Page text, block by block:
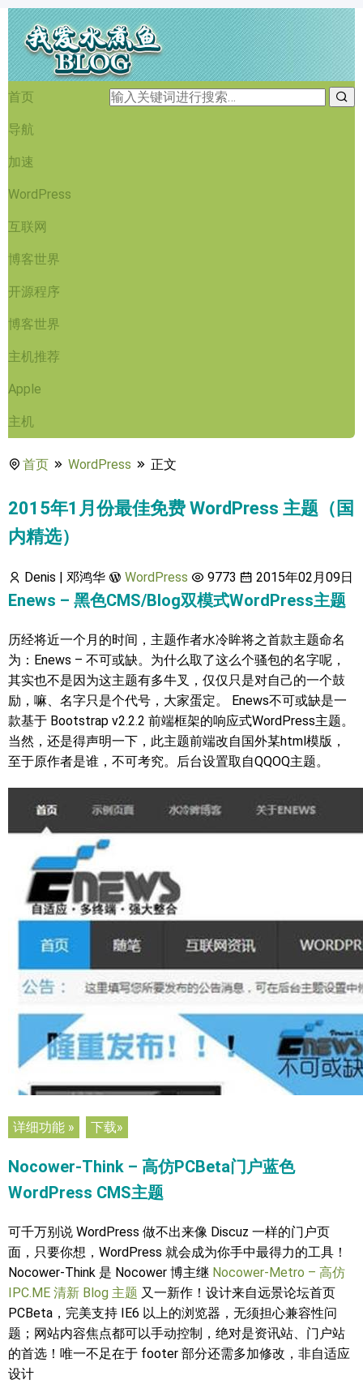
首页
导航
加速
WordPress
互联网
博客世界
开源程序
博客世界
主机推荐
Apple
主机
首页 WordPress 正文
2015年1月份最佳免费 WordPress 主题（国
内精选）
Denis | 邓鸿华 WordPress 9773 2015年02月09日
Enews – 黑色CMS/Blog双模式WordPress主题
历经将近一个月的时间，主题作者水冷眸将之首款主题命名
为：Enews – 不可或缺。为什么取了这么个骚包的名字呢，
其实也不是因为这主题有多牛叉，仅仅只是对自己的一个鼓
励，嘛、名字只是个代号，大家蛋定。 Enews不可或缺是一
款基于 Bootstrap v2.2.2 前端框架的响应式WordPress主题。
当然，还是得声明一下，此主题前端改自国外某html模版，
至于原作者是谁，不可考究。后台设置取自QQOQ主题。
详细功能 » 下载»
Nocower-Think – 高仿PCBeta门户蓝色
WordPress CMS主题
可千万别说 WordPress 做不出来像 Discuz 一样的门户页
面，只要你想，WordPress 就会成为你手中最得力的工具！
Nocower-Think 是 Nocower 博主继 Nocower-Metro – 高仿
IPC.ME 清新 Blog 主题 又一新作！设计来自远景论坛首页
PCBeta，完美支持 IE6 以上的浏览器，无须担心兼容性问
题；网站内容焦点都可以手动控制，绝对是资讯站、门户站
的首选！唯一不足在于 footer 部分还需多加修改，非自适应
设计